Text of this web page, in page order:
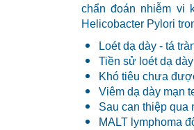
chẩn đoán nhiễm vi
Helicobacter Pylori
Loét dạ dày - tá
Tiền sử loét dạ
Khó tiêu chưa
Viêm dạ dày mạn
Sau can thiệp qua
MALT lymphoma